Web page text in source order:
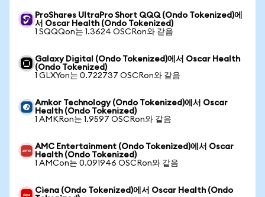
ProShares UltraPro Short QQQ (Ondo Tokenized)에
서 Oscar Health (Ondo Tokenized)
1 SQQQon는 1.3624 OSCRon와 같음
Galaxy Digital (Ondo Tokenized)에서 Oscar Health
(Ondo Tokenized)
1 GLXYon는 0.722737 OSCRon와 같음
Amkor Technology (Ondo Tokenized)에서 Oscar
Health (Ondo Tokenized)
1 AMKRon는 1.9597 OSCRon와 같음
AMC Entertainment (Ondo Tokenized)에서 Oscar
Health (Ondo Tokenized)
1 AMCon는 0.091946 OSCRon와 같음
Ciena (Ondo Tokenized)에서 Oscar Health (Ondo